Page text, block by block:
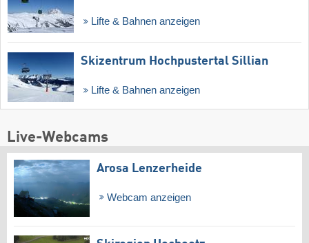
Lifte & Bahnen anzeigen
Skizentrum Hochpustertal Sillian
Lifte & Bahnen anzeigen
Live-Webcams
Arosa Lenzerheide
Webcam anzeigen